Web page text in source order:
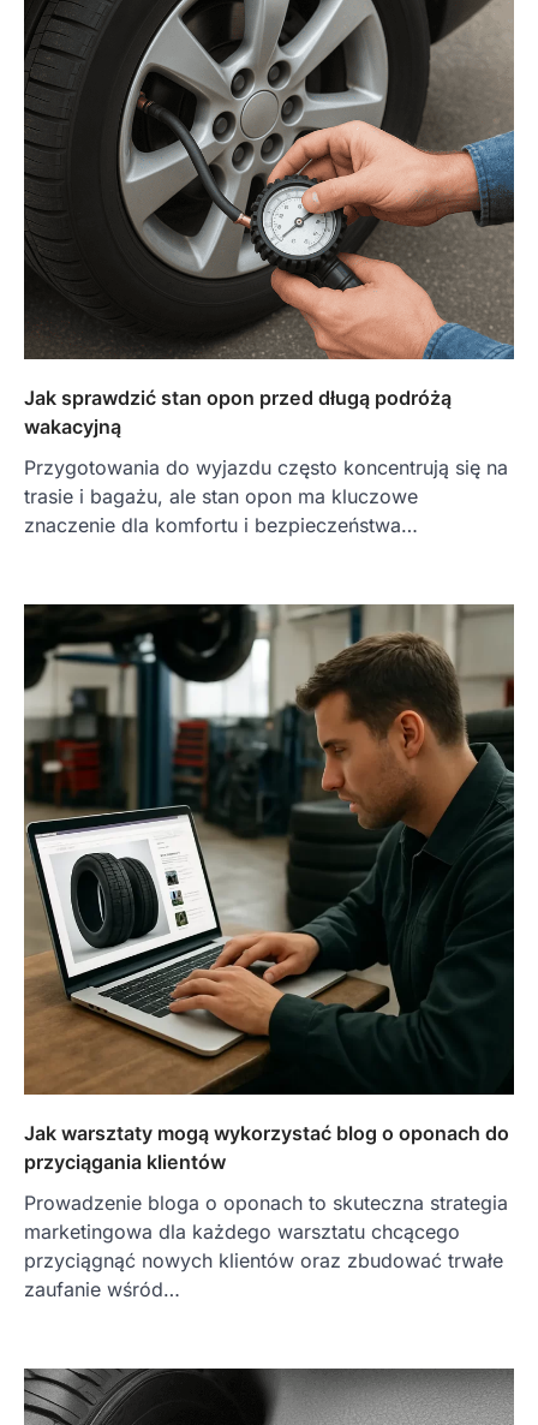
Jak sprawdzić stan opon przed długą podróżą
wakacyjną
Przygotowania do wyjazdu często koncentrują się na
trasie i bagażu, ale stan opon ma kluczowe
znaczenie dla komfortu i bezpieczeństwa…
Jak warsztaty mogą wykorzystać blog o oponach do
przyciągania klientów
Prowadzenie bloga o oponach to skuteczna strategia
marketingowa dla każdego warsztatu chcącego
przyciągnąć nowych klientów oraz zbudować trwałe
zaufanie wśród…